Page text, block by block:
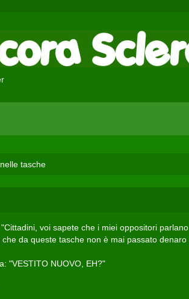
tasche
voi sapete che i miei oppositori parlano
da queste tasche non è mai passato denaro
"VESTITO NUOVO, EH?"